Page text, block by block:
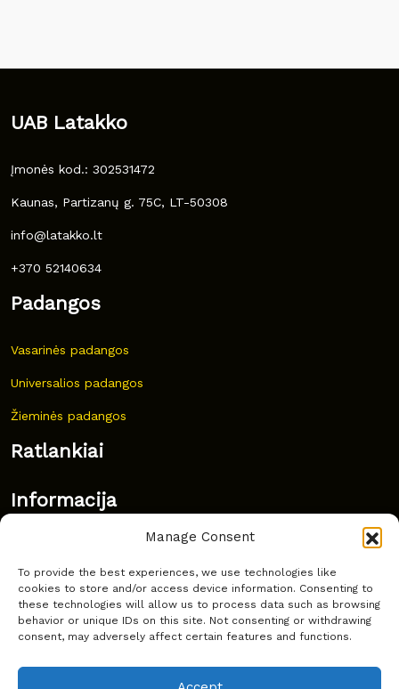
Manage Consent
To provide the best experiences, we use technologies like
cookies to store and/or access device information. Consenting to
these technologies will allow us to process data such as browsing
behavior or unique IDs on this site. Not consenting or withdrawing
consent, may adversely affect certain features and functions.
UAB Latakko
Įmonės kod.: 302531472
Kaunas, Partizanų g. 75C, LT-50308
info@latakko.lt
+370 52140634
Padangos
Vasarinės padangos
Universalios padangos
Žieminės padangos
Ratlankiai
Informacija
Dažnai užduodami klausimai
Kur nusipirkti?
Privatumas